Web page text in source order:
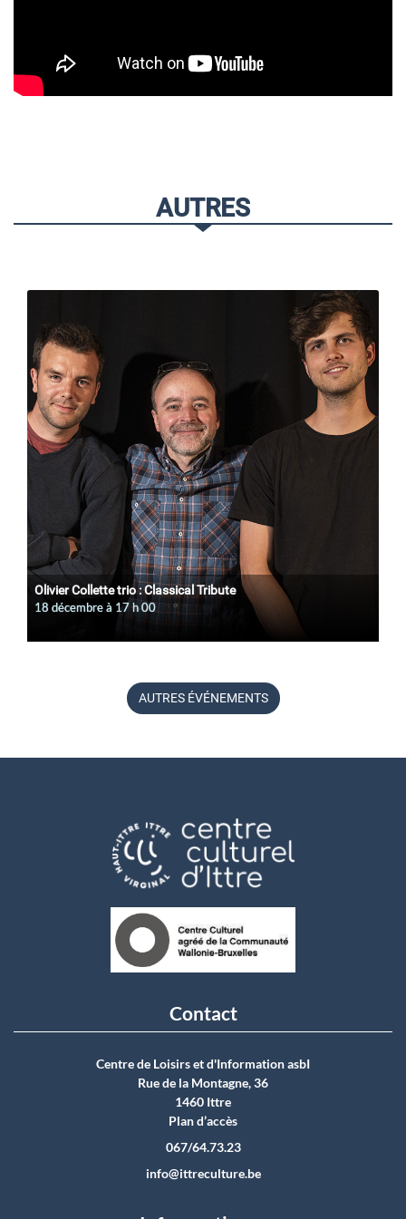
AUTRES
Olivier Collette trio : Classical Tribute
18 décembre à 17 h 00
AUTRES ÉVÉNEMENTS
Contact
Centre de Loisirs et d'Information asbI
Rue de la Montagne, 36
1460 Ittre
Plan d’accès
067/64.73.23
info@ittreculture.be